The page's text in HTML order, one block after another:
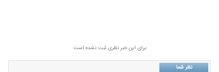
برای این خبر نظری ثبت نشده است
نظر شما